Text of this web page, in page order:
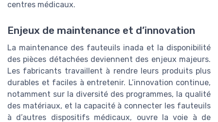
centres médicaux.
Enjeux de maintenance et d’innovation
La maintenance des fauteuils inada et la disponibilité
des pièces détachées deviennent des enjeux majeurs.
Les fabricants travaillent à rendre leurs produits plus
durables et faciles à entretenir. L’innovation continue,
notamment sur la diversité des programmes, la qualité
des matériaux, et la capacité à connecter les fauteuils
à d’autres dispositifs médicaux, ouvre la voie à de